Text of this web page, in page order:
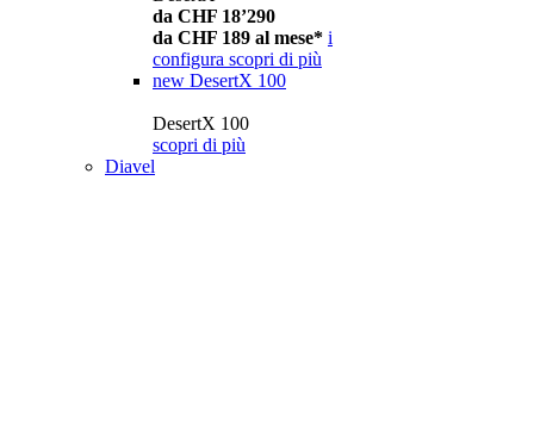
da CHF 18’290
da CHF 189 al mese* i
configura scopri di più
new DesertX 100
DesertX 100
scopri di più
Diavel